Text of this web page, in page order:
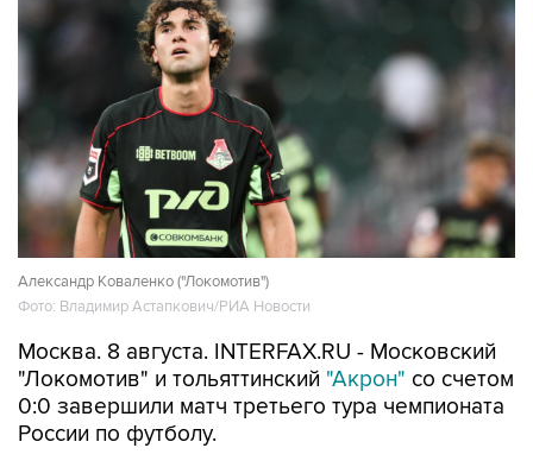
Александр Коваленко ("Локомотив")
Фото: Владимир Астапкович/РИА Новости
Москва. 8 августа. INTERFAX.RU - Московский
"Локомотив" и тольяттинский "Акрон" со счетом
0:0 завершили матч третьего тура чемпионата
России по футболу.